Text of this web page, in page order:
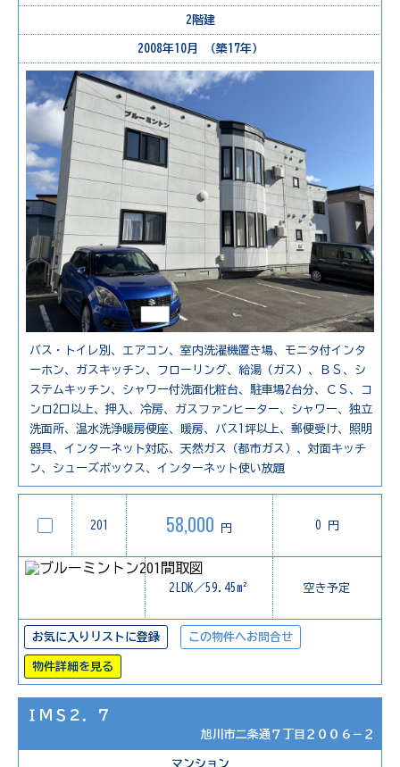
2階建
2008年10月 （築17年）
バス・トイレ別、エアコン、室内洗濯機置き場、モニタ付インタ
ーホン、ガスキッチン、フローリング、給湯（ガス）、ＢＳ、シ
ステムキッチン、シャワー付洗面化粧台、駐車場2台分、ＣＳ、コ
ンロ2口以上、押入、冷房、ガスファンヒーター、シャワー、独立
洗面所、温水洗浄暖房便座、暖房、バス1坪以上、郵便受け、照明
器具、インターネット対応、天然ガス（都市ガス）、対面キッチ
ン、シューズボックス、インターネット使い放題
201 58,000 円 0 円
2LDK／59.45m² 空き予定
お気に入りリストに登録 この物件へお問合せ
物件詳細を見る
ＩＭＳ２．７
旭川市二条通７丁目２００６－２
マンション